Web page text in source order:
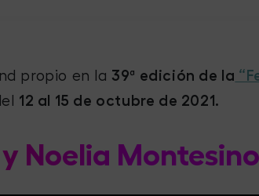
propio en la 39ª edición de la
12 al 15 de octubre de 2021.
Noelia